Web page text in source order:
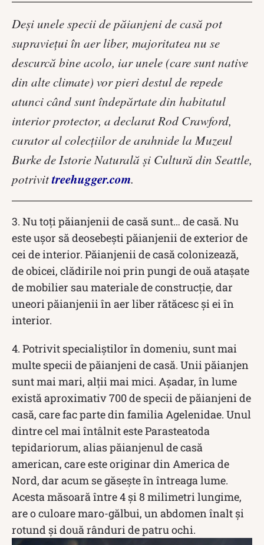
Deși unele specii de păianjeni de casă pot
supraviețui în aer liber, majoritatea nu se
descurcă bine acolo, iar unele (care sunt native
din alte climate) vor pieri destul de repede
atunci când sunt îndepărtate din habitatul
interior protector, a declarat Rod Crawford,
curator al colecțiilor de arahnide la Muzeul
Burke de Istorie Naturală și Cultură din Seattle,
potrivittreehugger.com.
3. Nu toți păianjenii de casă sunt… de casă. Nu
este ușor să deosebești păianjenii de exterior de
cei de interior. Păianjenii de casă colonizează,
de obicei, clădirile noi prin pungi de ouă atașate
de mobilier sau materiale de construcție, dar
uneori păianjenii în aer liber rătăcesc și ei în
interior.
4. Potrivit specialiștilor în domeniu, sunt mai
multe specii de păianjeni de casă. Unii păianjen
sunt mai mari, alții mai mici. Așadar, în lume
există aproximativ 700 de specii de păianjeni de
casă, care fac parte din familia Agelenidae. Unul
dintre cel mai întâlnit este Parasteatoda
tepidariorum, alias păianjenul de casă
american, care este originar din America de
Nord, dar acum se găsește în întreaga lume.
Acesta măsoară între 4 și 8 milimetri lungime,
are o culoare maro-gălbui, un abdomen înalt și
rotund și două rânduri de patru ochi.